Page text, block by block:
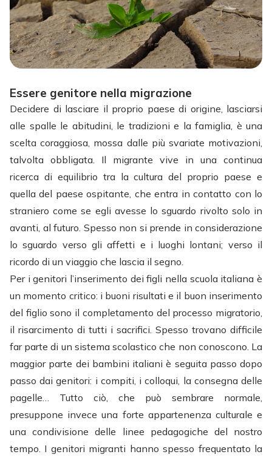
Essere genitore nella migrazione
Decidere di lasciare il proprio paese di origine, lasciarsi
alle spalle le abitudini, le tradizioni e la famiglia, è una
scelta coraggiosa, mossa dalle più svariate motivazioni,
talvolta obbligata. Il migrante vive in una continua
ricerca di equilibrio tra la cultura del proprio paese e
quella del paese ospitante, che entra in contatto con lo
straniero come se egli avesse lo sguardo rivolto solo in
avanti, al futuro. Spesso non si prende in considerazione
lo sguardo verso gli affetti e i luoghi lontani; verso il
ricordo di un viaggio che lascia il segno.
Per i genitori l’inserimento dei figli nella scuola italiana è
un momento critico: i buoni risultati e il buon inserimento
del figlio sono il completamento del processo migratorio,
il risarcimento di tutti i sacrifici. Spesso trovano difficile
far parte di un sistema scolastico che non conoscono. La
maggior parte dei bambini italiani è seguita passo dopo
passo dai genitori: i compiti, i colloqui, la consegna delle
pagelle… Tutto ciò, che può sembrare normale,
presuppone invece una forte appartenenza culturale e
una condivisione delle linee pedagogiche del nostro
tempo. I genitori migranti hanno spesso frequentato la